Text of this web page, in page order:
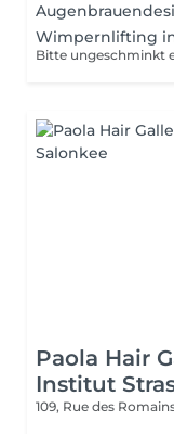
Wimpernlifting
Bitte ungeschminkt
Paola Hair
Institut
109, Rue des